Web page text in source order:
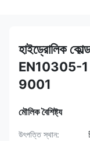
হাইড্রোলিক
EN10305-
9001
মৌলিক বৈশিষ্ট্য
উৎপত্তি স্থান: